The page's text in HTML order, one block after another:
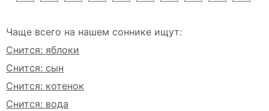
Чаще всего на нашем соннике ищут:
Снится: яблоки
Снится: сын
Снится: котенок
Снится: вода